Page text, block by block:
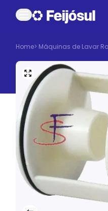
Home> Máquinas de Lavar